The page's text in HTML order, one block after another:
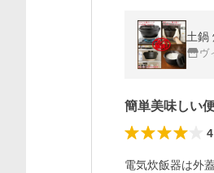
土鍋
ヴ
簡単美味しい
4
電気炊飯器は外